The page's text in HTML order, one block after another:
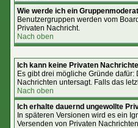
Wie werde ich ein
Benutzergruppen werden vom
Privaten Nachricht.
Nach oben
Ich kann keine Privaten
Es gibt drei mögliche Gründe
Nachrichten untersagt. Falls das
Nach oben
Ich erhalte dauernd ungewollte
In späteren Versionen wird es ein
Versenden von Privaten